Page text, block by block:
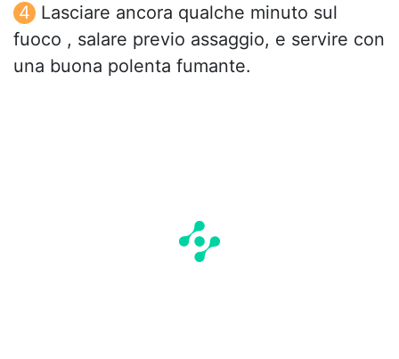
Lasciare ancora qualche minuto sul
fuoco , salare previo assaggio, e servire con
una buona polenta fumante.